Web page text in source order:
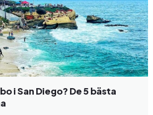
i San Diego? De 5 bästa